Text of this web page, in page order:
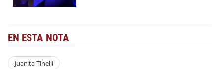
EN ESTA NOTA
Juanita Tinelli